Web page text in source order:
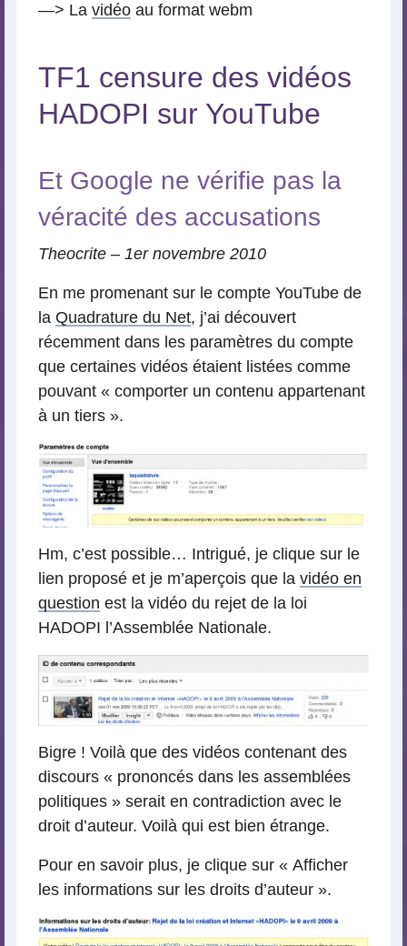
—> La vidéo au format webm
TF1 censure des vidéos
HADOPI sur YouTube
Et Google ne vérifie pas la
véracité des accusations
Theocrite – 1er novembre 2010
En me promenant sur le compte YouTube de
la Quadrature du Net, j’ai découvert
récemment dans les paramètres du compte
que certaines vidéos étaient listées comme
pouvant « comporter un contenu appartenant
à un tiers ».
Hm, c’est possible… Intrigué, je clique sur le
lien proposé et je m’aperçois que la vidéo en
question est la vidéo du rejet de la loi
HADOPI l’Assemblée Nationale.
Bigre ! Voilà que des vidéos contenant des
discours « prononcés dans les assemblées
politiques » serait en contradiction avec le
droit d’auteur. Voilà qui est bien étrange.
Pour en savoir plus, je clique sur « Afficher
les informations sur les droits d’auteur ».